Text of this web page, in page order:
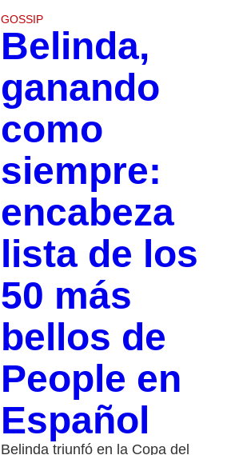
GOSSIP
Belinda,
ganando
como
siempre:
encabeza
lista de los
50 más
bellos de
People en
Español
Belinda triunfó en la Copa del